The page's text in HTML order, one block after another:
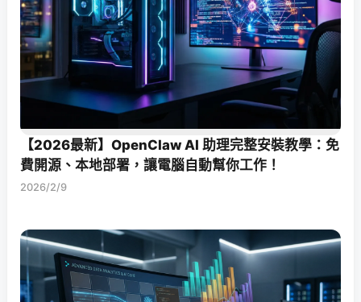
【2026最新】OpenClaw AI 助理完整安裝教學：免
費開源、本地部署，讓電腦自動幫你工作！
2026/2/9